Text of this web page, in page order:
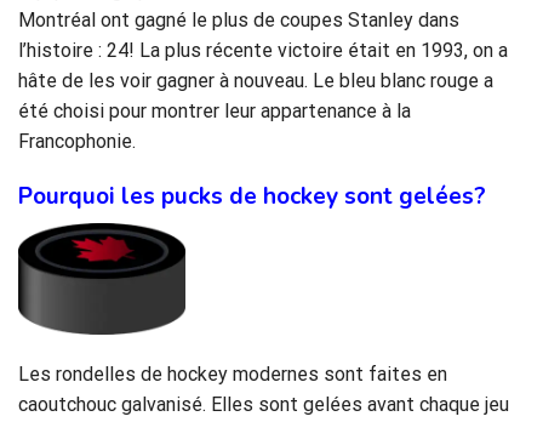
Montréal ont gagné le plus de coupes Stanley dans
l’histoire : 24! La plus récente victoire était en 1993, on a
hâte de les voir gagner à nouveau. Le bleu blanc rouge a
été choisi pour montrer leur appartenance à la
Francophonie.
Pourquoi les pucks de hockey sont gelées?
Les rondelles de hockey modernes sont faites en
caoutchouc galvanisé. Elles sont gelées avant chaque jeu